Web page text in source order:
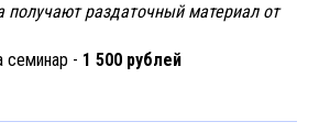
получают раздаточный материал от
семинар - 1 500 рублей